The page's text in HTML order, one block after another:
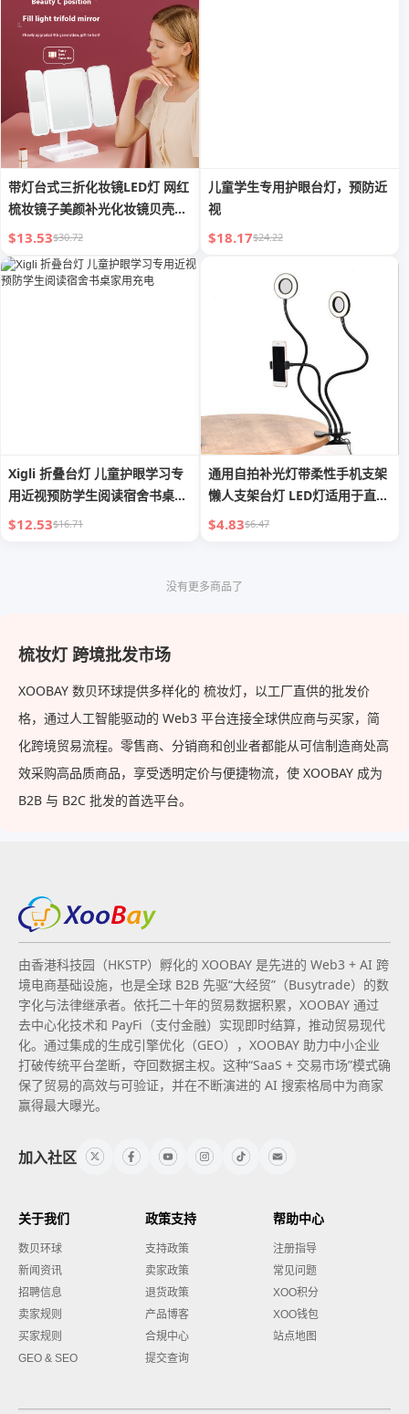
带灯台式三折化妆镜LED灯 网红
梳妆镜子美颜补光化妆镜贝壳镜
跨境
$13.53$30.72
儿童学生专用护眼台灯，预防近
视
$18.17$24.22
Xigli 折叠台灯 儿童护眼学习专
用近视预防学生阅读宿舍书桌家
用充电
$12.53$16.71
通用自拍补光灯带柔性手机支架
懒人支架台灯 LED灯适用于直播
办公室厨房
$4.83$6.47
没有更多商品了
梳妆灯 跨境批发市场
XOOBAY 数贝环球提供多样化的 梳妆灯，以工厂直供的批发价
格，通过人工智能驱动的 Web3 平台连接全球供应商与买家，简
化跨境贸易流程。零售商、分销商和创业者都能从可信制造商处高
效采购高品质商品，享受透明定价与便捷物流，使 XOOBAY 成为
B2B 与 B2C 批发的首选平台。
由香港科技园（HKSTP）孵化的 XOOBAY 是先进的 Web3 + AI 跨
境电商基础设施，也是全球 B2B 先驱“大经贸”（Busytrade）的数
字化与法律继承者。依托二十年的贸易数据积累，XOOBAY 通过
去中心化技术和 PayFi（支付金融）实现即时结算，推动贸易现代
化。通过集成的生成引擎优化（GEO），XOOBAY 助力中小企业
打破传统平台垄断，夺回数据主权。这种“SaaS + 交易市场”模式确
保了贸易的高效与可验证，并在不断演进的 AI 搜索格局中为商家
赢得最大曝光。
加入社区
关于我们
数贝环球
新闻资讯
招聘信息
卖家规则
买家规则
GEO & SEO
政策支持
支持政策
卖家政策
退货政策
产品博客
合規中心
提交查询
帮助中心
注册指导
常见问题
XOO积分
XOO钱包
站点地图